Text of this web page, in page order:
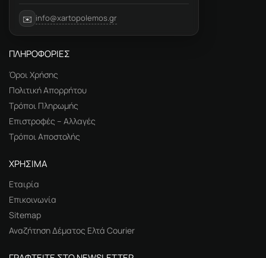
✉️ info@xartopolemos.gr
ΠΛΗΡΟΦΟΡΙΕΣ
Όροι Χρήσης
Πολιτική Απορρήτου
Τρόποι Πληρωμής
Επιστροφές – Αλλαγές
Τρόποι Αποστολής
ΧΡΗΣΙΜΑ
Εταιρία
Επικοινωνία
Sitemap
Αναζήτηση Δέματος Ελτά Courier